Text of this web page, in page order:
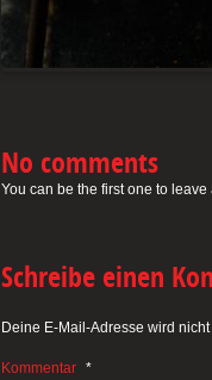
No comments
You can be the first one to leave
Schreibe einen
Deine E-Mail-Adresse wird
Kommentar *